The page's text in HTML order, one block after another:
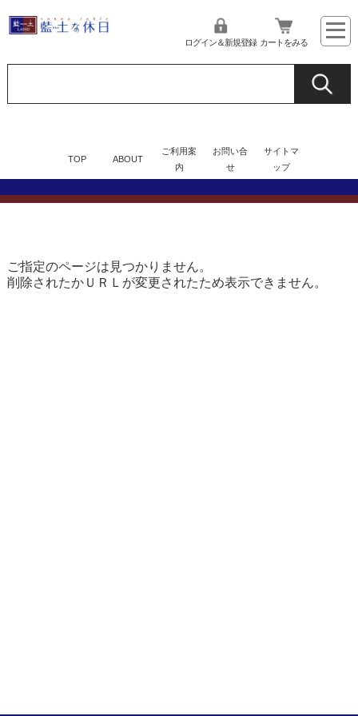
ログイン＆新規登録 カートをみる
TOP ABOUT
ご利用案
内
お問い合
せ
サイトマ
ップ
ご指定のページは見つかりません。
削除されたかＵＲＬが変更されたため表示できません。